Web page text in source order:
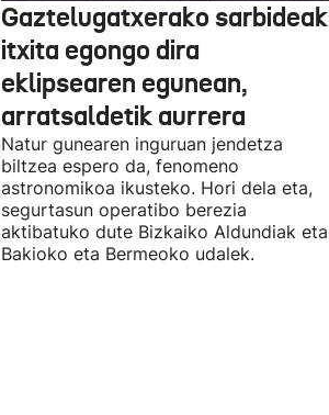
Gaztelugatxerako sarbideak
itxita egongo dira
eklipsearen egunean,
arratsaldetik aurrera
Natur gunearen inguruan jendetza
biltzea espero da, fenomeno
astronomikoa ikusteko. Hori dela eta,
segurtasun operatibo berezia
aktibatuko dute Bizkaiko Aldundiak eta
Bakioko eta Bermeoko udalek.